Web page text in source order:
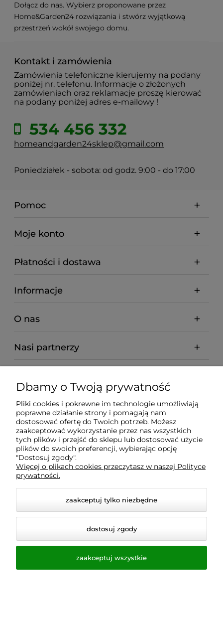
Dołącz do nas. Wybierz proponowane przez
Home&Garden24 rozwiązania i stwórz wyjątkową
przestrzeń wokół swojego domu.
Kontakt i zamówienia
Zamówienia telefoniczne kierujemy na podany
poniżej nr. telefonu. Informacje o złożonych
zamówieniach oraz reklamacje proszę kierować
na podany poniżej adres e-mailowy !
534 456 332
homeandgarden24sklep@gmail.com
Poniedziałek - sobota: od godz. 9:00 - do 17:00
Pomoc
Moje konto
Płatności i dostawa
Informacje
O nas
Nasi partnerzy
zastrzeżone.
Styl graficzny i aplikacje ShopGadget.pl
Dbamy o Twoją prywatność
Pliki cookies i pokrewne im technologie umożliwiają
poprawne działanie strony i pomagają nam
dostosować ofertę do Twoich potrzeb. Możesz
zaakceptować wykorzystanie przez nas wszystkich
tych plików i przejść do sklepu lub dostosować użycie
plików do swoich preferencji, wybierając opcję
"Dostosuj zgody".
Więcej o plikach cookies przeczytasz w naszej Polityce
prywatności.
zaakceptuj tylko niezbędne
dostosuj zgody
zaakceptuj wszystkie